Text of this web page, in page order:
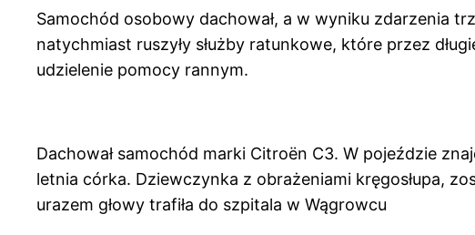
Samochód osobowy dachował, a w wyniku zdarzenia
natychmiast ruszyły służby ratunkowe, które przez
udzielenie pomocy rannym.
Dachował samochód marki Citroën C3. W pojeździe
letnia córka. Dziewczynka z obrażeniami kręgosłupa,
urazem głowy trafiła do szpitala w Wągrowcu